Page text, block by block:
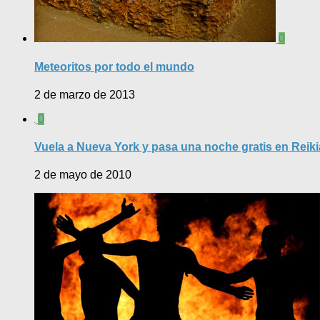
0
Meteoritos por todo el mundo
2 de marzo de 2013
0
Vuela a Nueva York y pasa una noche gratis en
2 de mayo de 2010